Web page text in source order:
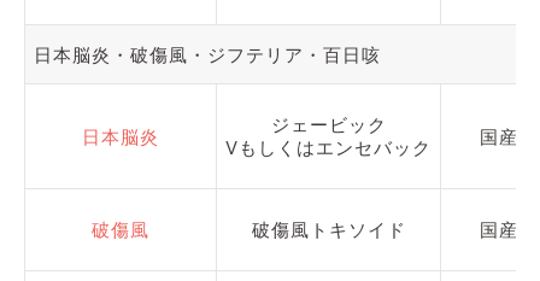
日本脳炎・破傷風・ジフテリア・百日咳
日本脳炎
ジェービック
Vもしくはエンセバック
国産
破傷風 破傷風トキソイド 国産